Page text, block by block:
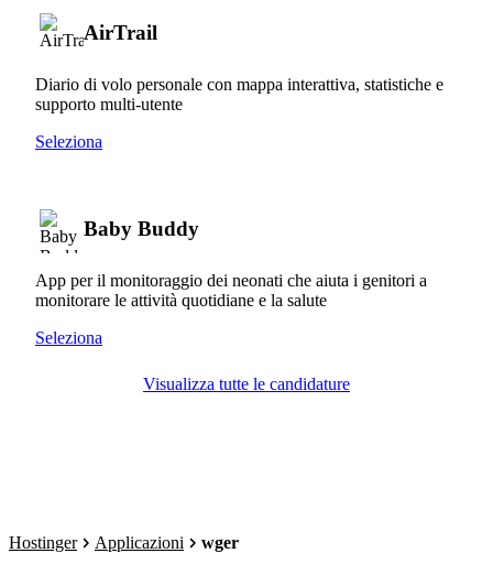
AirTrail
Diario di volo personale con mappa interattiva, statistiche e
supporto multi-utente
Seleziona
Baby Buddy
App per il monitoraggio dei neonati che aiuta i genitori a
monitorare le attività quotidiane e la salute
Seleziona
Visualizza tutte le candidature
Hostinger Applicazioni wger